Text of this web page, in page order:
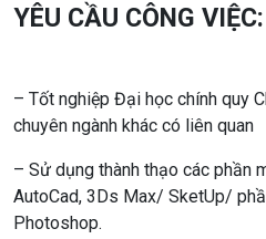
YÊU CẦU CÔNG VIỆC:
– Tốt nghiệp Đại học chính quy
chuyên ngành khác có liên quan
– Sử dụng thành thạo các phần
AutoCad, 3Ds Max/ SketUp/
Photoshop.